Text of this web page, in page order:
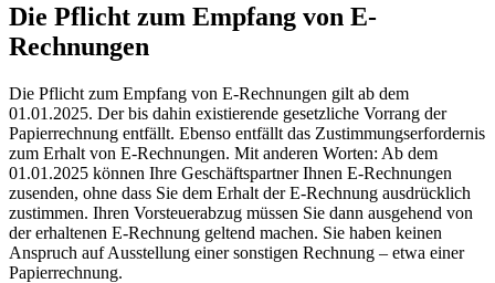
Die Pflicht zum Empfang von E-
Rechnungen
Die Pflicht zum Empfang von E-Rechnungen gilt ab dem
01.01.2025. Der bis dahin existierende gesetzliche Vorrang der
Papierrechnung entfällt. Ebenso entfällt das Zustimmungserfordernis
zum Erhalt von E-Rechnungen. Mit anderen Worten: Ab dem
01.01.2025 können Ihre Geschäftspartner Ihnen E-Rechnungen
zusenden, ohne dass Sie dem Erhalt der E-Rechnung ausdrücklich
zustimmen. Ihren Vorsteuerabzug müssen Sie dann ausgehend von
der erhaltenen E-Rechnung geltend machen. Sie haben keinen
Anspruch auf Ausstellung einer sonstigen Rechnung – etwa einer
Papierrechnung.